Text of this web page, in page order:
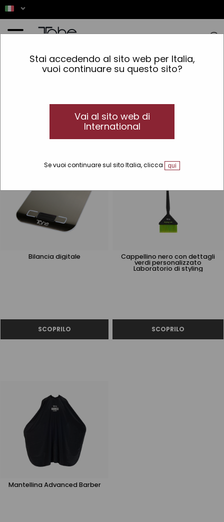
Stai accedendo al sito web per Italia,
vuoi continuare su questo sito?
Vai al sito web di
International
Se vuoi continuare sul sito Italia, clicca qui
Accessori»Colorazione
Scoprite la nostra selezione di accessori professionali per
parrucchieri per la colorazione dei capelli: ciotole per la
colorazione, mantelli, grembiuli, spazzole...
Bilancia digitale Cappellino nero con dettagli
verdi personalizzato
Laboratorio di styling
Mantellina Advanced Barber